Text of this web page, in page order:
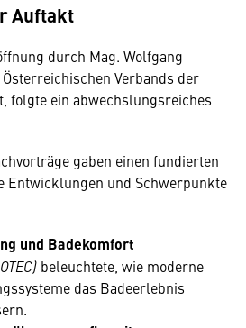
Auftakt
durch Mag. Wolfgang
Verbands der
folgte ein abwechslungsreiches
gaben einen fundierten
Entwicklungen und Schwerpunkte
und Badekomfort
beleuchtete, wie moderne
das Badeerlebnis